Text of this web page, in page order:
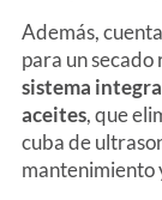
Además,
para un secado
sistema
aceites, que
cuba de
mantenimiento